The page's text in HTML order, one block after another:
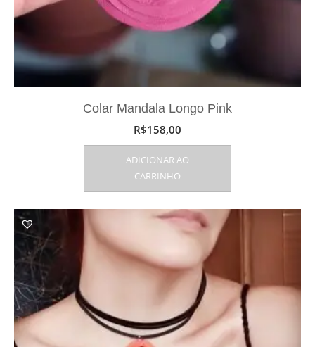
Colar Mandala Longo Pink
R$158,00
ADICIONAR AO
CARRINHO